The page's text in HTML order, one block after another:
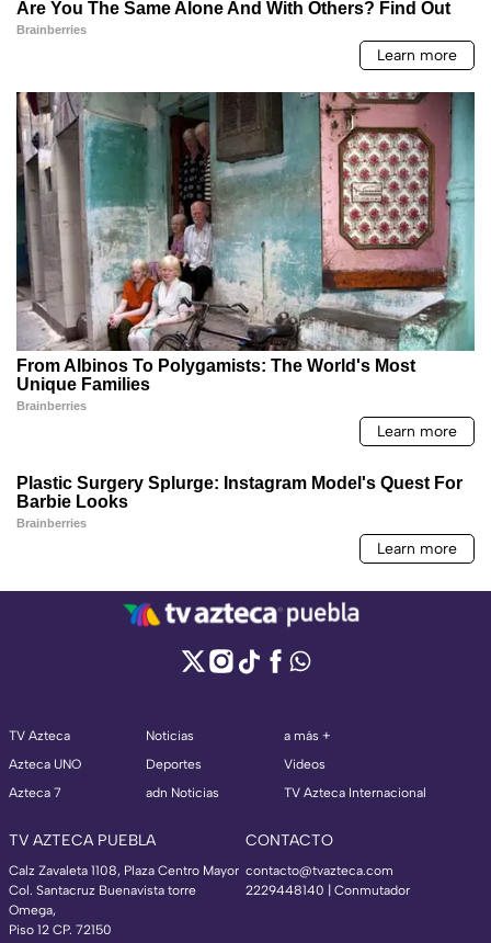
TV Azteca
Azteca UNO
Azteca 7
Noticias
Deportes
adn Noticias
a más +
Videos
TV Azteca Internacional
TV AZTECA PUEBLA
Calz Zavaleta 1108, Plaza Centro Mayor
Col. Santacruz Buenavista torre
Omega,
Piso 12 CP. 72150
CONTACTO
contacto@tvazteca.com
2229448140 | Conmutador